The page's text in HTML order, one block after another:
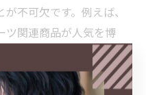
不可欠です。例えば、
ツ関連商品が人気を博
需要が高まります。これ
グに合わせて買取に出す